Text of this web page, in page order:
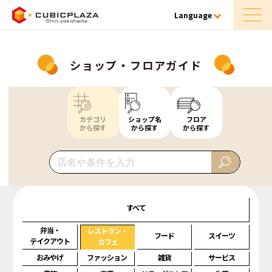
Language
ショップ・フロアガイド
カテゴリ
から探す
ショップ名
から探す
フロア
から探す
すべて
弁当・
テイクアウト
レストラン・
カフェ
フード スイーツ
おみやげ ファッション 雑貨
サービス